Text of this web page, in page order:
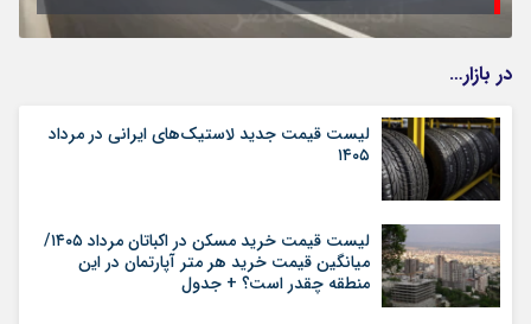
در بازار…
لیست قیمت جدید لاستیک‌های ایرانی در مرداد
۱۴۰۵
لیست قیمت خرید مسکن در اکباتان مرداد ۱۴۰۵/
میانگین قیمت خرید هر متر آپارتمان در این
منطقه چقدر است؟ + جدول